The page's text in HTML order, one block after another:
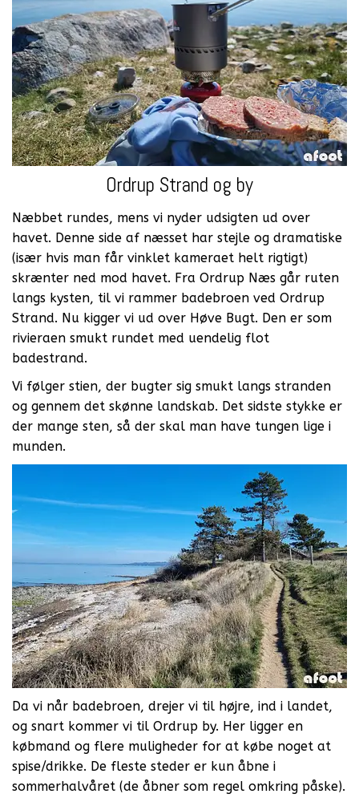
Ordrup Strand og by
Næbbet rundes, mens vi nyder udsigten ud over
havet. Denne side af næsset har stejle og dramatiske
(især hvis man får vinklet kameraet helt rigtigt)
skrænter ned mod havet. Fra Ordrup Næs går ruten
langs kysten, til vi rammer badebroen ved Ordrup
Strand. Nu kigger vi ud over Høve Bugt. Den er som
rivieraen smukt rundet med uendelig flot
badestrand.
Vi følger stien, der bugter sig smukt langs stranden
og gennem det skønne landskab. Det sidste stykke er
der mange sten, så der skal man have tungen lige i
munden.
Da vi når badebroen, drejer vi til højre, ind i landet,
og snart kommer vi til Ordrup by. Her ligger en
købmand og flere muligheder for at købe noget at
spise/drikke. De fleste steder er kun åbne i
sommerhalvåret (de åbner som regel omkring påske).